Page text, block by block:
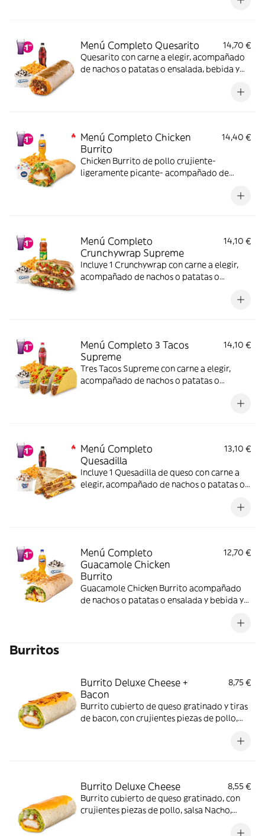
Menú Completo Quesarito
14,70 €
Quesarito con carne a elegir, acompañado
de nachos o patatas o ensalada, bebida y
Menú Completo Chicken
Burrito
14,40 €
Chicken Burrito de pollo crujiente-
ligeramente picante- acompañado de
Menú Completo
Crunchywrap Supreme
14,10 €
Incluye 1 Crunchywrap con carne a elegir,
acompañado de nachos o patatas o
Menú Completo 3 Tacos
Supreme
14,10 €
Tres Tacos Supreme con carne a elegir,
acompañado de nachos o patatas o
Menú Completo
Quesadilla
13,10 €
Incluye 1 Quesadilla de queso con carne a
elegir, acompañado de nachos o patatas o
ligeramente picante. (La imagen muestra
Menú Completo
Guacamole Chicken
Burrito
12,70 €
Guacamole Chicken Burrito acompañado
de nachos o patatas o ensalada y bebida y
Burritos
Burrito Deluxe Cheese +
Bacon
8,75 €
Burrito cubierto de queso gratinado y tiras
de bacon, con crujientes piezas de pollo,
Burrito Deluxe Cheese
8,55 €
Burrito cubierto de queso gratinado, con
crujientes piezas de pollo, salsa Nacho,